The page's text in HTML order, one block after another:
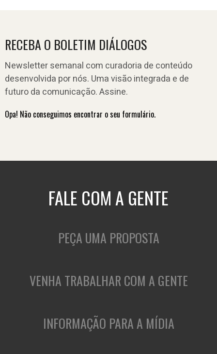
RECEBA O BOLETIM DIÁLOGOS
Newsletter semanal com curadoria de conteúdo
desenvolvida por nós. Uma visão integrada e de
futuro da comunicação. Assine.
Opa! Não conseguimos encontrar o seu formulário.
FALE COM A GENTE
PEÇA UMA PROPOSTA
VENHA TRABALHAR COM A GENTE
INFORMAÇÃO PARA A MÍDIA